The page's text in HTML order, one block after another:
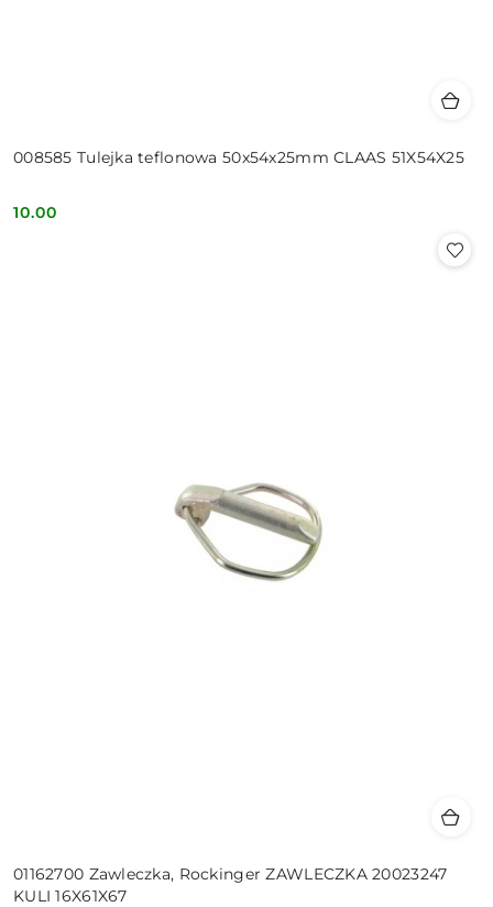
008585 Tulejka teflonowa 50x54x25mm CLAAS 51X54X25
Cena:
10.00
01162700 Zawleczka, Rockinger ZAWLECZKA 20023247
KULI 16X61X67